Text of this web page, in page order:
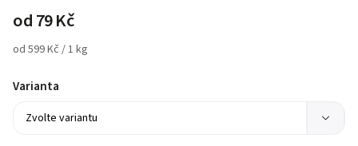
od79 Kč
od 599 Kč / 1 kg
Varianta